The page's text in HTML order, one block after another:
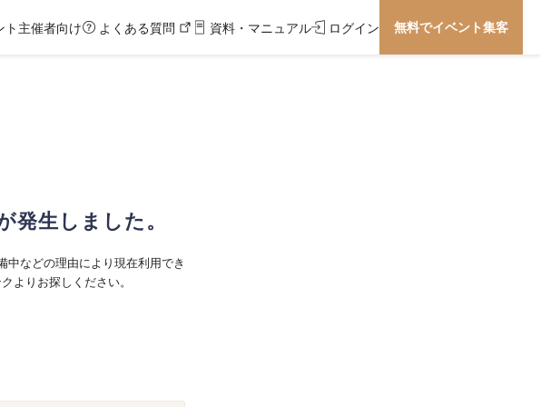
ト主催者向け よくある質問 資料・マニュアル ログイン 無料でイベント集客
発生しました。
中などの理由により現在利用でき
よりお探しください。